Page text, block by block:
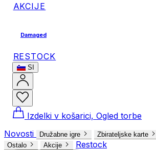
AKCIJE
Damaged
RESTOCK
SI
Izdelki v košarici, Ogled torbe
Novosti
Družabne igre Zbirateljske karte
Ostalo
Akcije Restock